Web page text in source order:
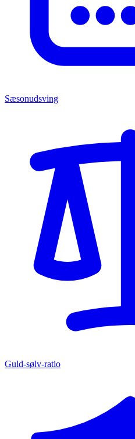
Sæsonudsving
Guld-sølv-ratio